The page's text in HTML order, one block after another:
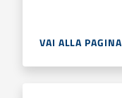
VAI ALLA PAGINA